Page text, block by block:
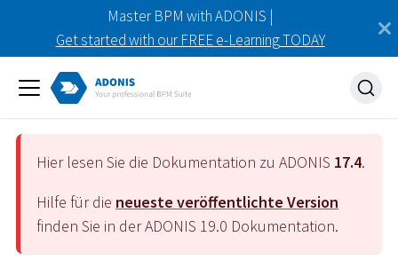
Master BPM with ADONIS |
Get started with our FREE e-Learning TODAY
Hier lesen Sie die Dokumentation zu ADONIS 17.4.
Hilfe für die neueste veröffentlichte Version
finden Sie in der ADONIS 19.0 Dokumentation.